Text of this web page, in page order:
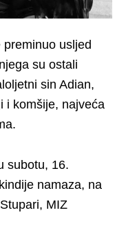
usljed
su ostali
sin Adian,
i komšije, najveća
subotu, 16.
namaza, na
MIZ